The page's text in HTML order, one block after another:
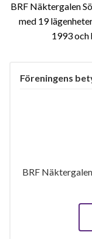
BRF Näktergalen
med 19
1993
Föreningens
BRF